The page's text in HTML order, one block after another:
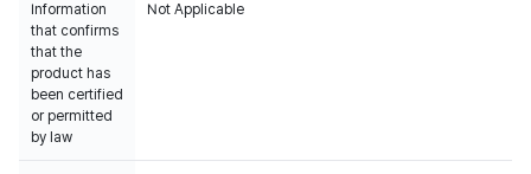
Information
that confirms
that the
product has
been certified
or permitted
by law
Not Applicable